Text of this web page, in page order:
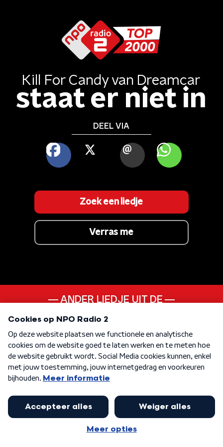
Kill For Candyvan Dreamcar
staat er niet in
DEEL VIA
FACEBOOK
X MAIL WHATSAPP
Zoek een liedje
Verras me
ANDER LIEDJE UIT DE
10s
KEN JE DEZE NOG
I Think We're Alone Now
KEN JE DEZE NOG
Als Ik Je Weer Zie